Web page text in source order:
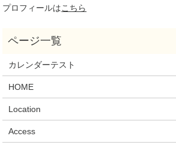
プロフィールはこちら
カレンダーテスト
HOME
Location
Access